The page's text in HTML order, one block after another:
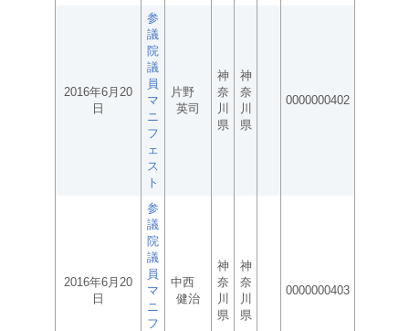
2016年6月20
日
参
議
院
議
員
マ
ニ
フ
ェ
ス
ト
片野
英司
神
奈
川
県
神
奈
川
県
0000000402
2016年6月20
日
参
議
院
議
員
マ
ニ
フ
中西
健治
神
奈
川
県
神
奈
川
県
0000000403